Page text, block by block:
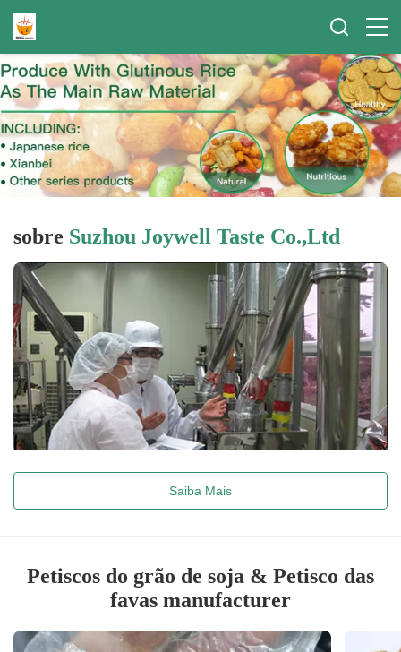
sobre Suzhou Joywell Taste Co.,Ltd
Saiba Mais
Petiscos do grão de soja & Petisco das
favas manufacturer